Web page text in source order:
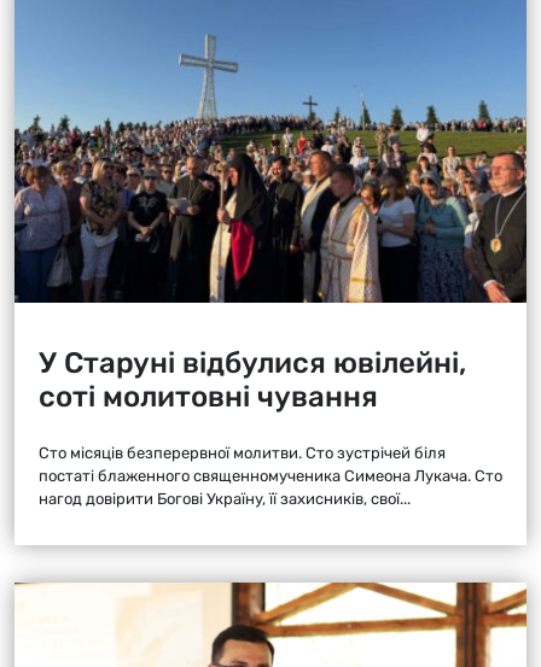
У Старуні відбулися ювілейні,
соті молитовні чування
Сто місяців безперервної молитви. Сто зустрічей біля
постаті блаженного священномученика Симеона Лукача. Сто
нагод довірити Богові Україну, її захисників, свої...